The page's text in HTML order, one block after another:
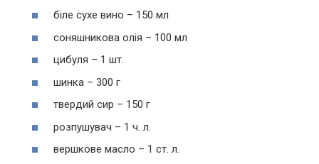
біле сухе вино – 150 мл
соняшникова олія – 100 мл
цибуля – 1 шт.
шинка – 300 г
твердий сир – 150 г
розпушувач – 1 ч. л.
вершкове масло – 1 ст. л.